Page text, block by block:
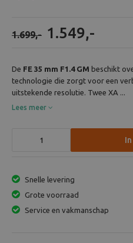
1.699,- 1.549,-
De FE 35 mm F1.4 GM beschikt
technologie die zorgt voor een
uitstekende resolutie. Twee XA ...
Lees meer
Snelle levering
Grote voorraad
Service en vakmanschap